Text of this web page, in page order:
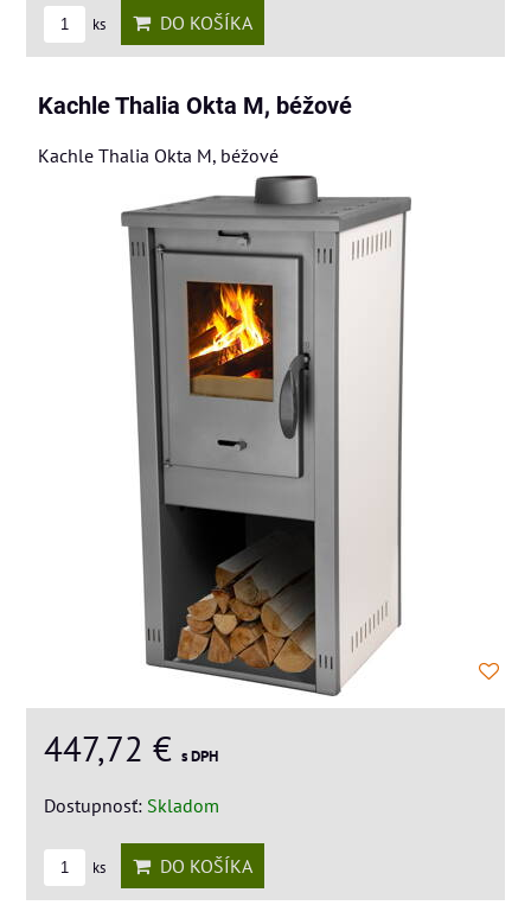
ks DO KOŠÍKA
Kachle Thalia Okta M, béžové
Kachle Thalia Okta M, béžové
447,72 € s DPH
Dostupnosť: Skladom
ks DO KOŠÍKA